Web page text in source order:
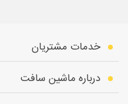
خدمات مشتریان
درباره ماشین سافت